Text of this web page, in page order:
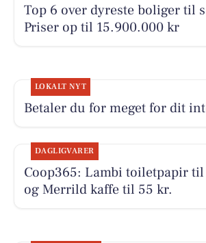
Top 6 over dyreste boliger til
Priser op til 15.900.000 kr
LOKALT NYT
Betaler du for meget for dit
DAGLIGVARER
Coop365: Lambi toiletpapir
og Merrild kaffe til 55 kr.